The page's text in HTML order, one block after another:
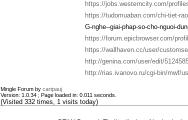
https://jobs.westerncity.com/
https://tudomuaban.com/chi-tiet-
G-nghe--giai-phap-so-cho-nguoi-
https://forum.epicbrowser.com/
https://wallhaven.cc/user/
http://genina.com/user/edit/
http://rias.ivanovo.ru/cgi-bin/mwf/
Mingle Forum by cartpauj
Version: 1.0.34 ; Page loaded in: 0.011 seconds.
(Visited 332 times, 1 visits today)